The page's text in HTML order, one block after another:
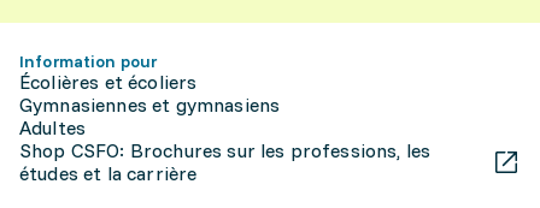
Information pour
Écolières et écoliers
Gymnasiennes et gymnasiens
Adultes
Shop CSFO: Brochures sur les professions, les
études et la carrière